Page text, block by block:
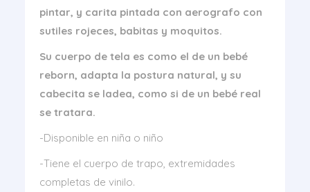
pintar, y carita pintada con aerografo con
sutiles rojeces, babitas y moquitos.
Su cuerpo de tela es como el de un bebé
reborn, adapta la postura natural, y su
cabecita se ladea, como si de un bebé real
se tratara.
-Disponible en niña o niño
-Tiene el cuerpo de trapo, extremidades
completas de vinilo.